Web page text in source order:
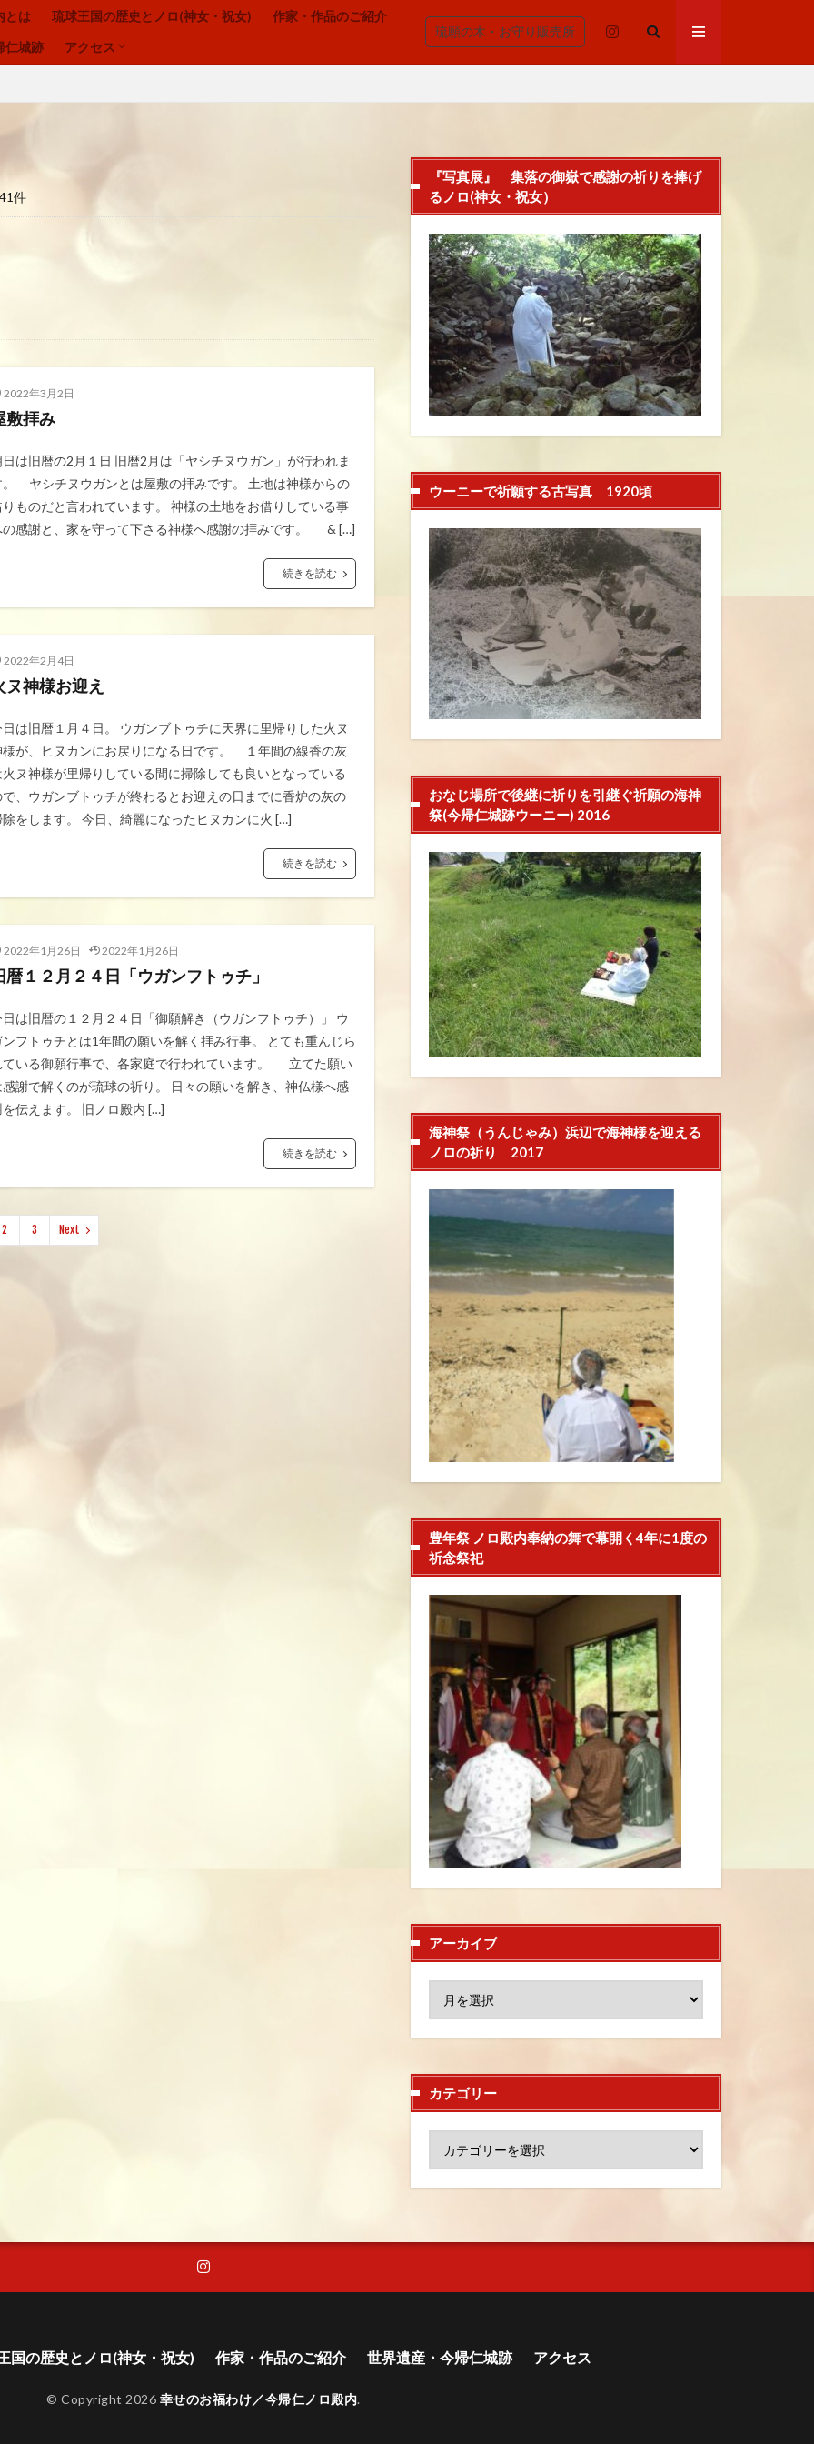
とは 琉球王国の歴史とノロ(神女・祝女)
作家・作品のご紹介
仁城跡
アクセス
琉願の木・お守り販売所
41件
2022年3月2日
敷拝み
日は旧暦の2月１日 旧暦2月は「ヤシチヌウガン」が行われま
。 ヤシチヌウガンとは屋敷の拝みです。 土地は神様からの
りものだと言われています。 神様の土地をお借りしている事
の感謝と、家を守って下さる神様へ感謝の拝みです。 & […]
続きを読む
2022年2月4日
ヌ神様お迎え
日は旧暦１月４日。 ウガンブトゥチに天界に里帰りした火ヌ
様が、ヒヌカンにお戻りになる日です。 １年間の線香の灰
火ヌ神様が里帰りしている間に掃除しても良いとなっている
で、ウガンブトゥチが終わるとお迎えの日までに香炉の灰の
除をします。 今日、綺麗になったヒヌカンに火 […]
続きを読む
2022年1月26日 2022年1月26日
暦１２月２４日「ウガンフトゥチ」
日は旧暦の１２月２４日「御願解き（ウガンフトゥチ）」 ウ
ンフトゥチとは1年間の願いを解く拝み行事。 とても重んじら
ている御願行事で、各家庭で行われています。 立てた願い
感謝で解くのが琉球の祈り。 日々の願いを解き、神仏様へ感
を伝えます。 旧ノロ殿内 […]
続きを読む
2 3 Next
『写真展』 集落の御嶽で感謝の祈りを捧げ
るノロ(神女・祝女）
ウーニーで祈願する古写真 1920頃
おなじ場所で後継に祈りを引継ぐ祈願の海神
祭(今帰仁城跡ウーニー) 2016
海神祭（うんじゃみ）浜辺で海神様を迎える
ノロの祈り 2017
豊年祭 ノロ殿内奉納の舞で幕開く4年に1度の
祈念祭祀
アーカイブ
カテゴリー
国の歴史とノロ(神女・祝女) 作家・作品のご紹介 世界遺産・今帰仁城跡 アクセス
© Copyright 2026 幸せのお福わけ／今帰仁ノロ殿内.
お問合わせ
プライバシーポリシー
今帰仁ノロ殿内 琉球の祈り ヒヌカン 御嶽
感謝、祈りの作法、沖縄の祈り、礼儀を重んじる、拝所、御嶽
生きる、幸せ、安らかに
龍さん、見える見えない、当たり前に備わる機能